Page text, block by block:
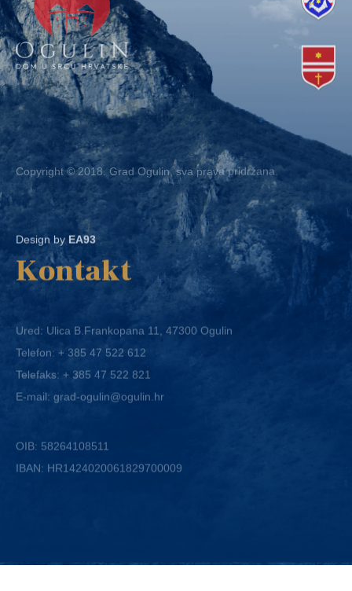
Copyright © 2018. Grad Ogulin, sva prava pridržana.
Design by EA93
Kontakt
Ured: Ulica B.Frankopana 11, 47300 Ogulin
Telefon:+ 385 47 522 612
Telefaks: + 385 47 522 821
E-mail:grad-ogulin@ogulin.hr
IBAN: HR1424020061829700009